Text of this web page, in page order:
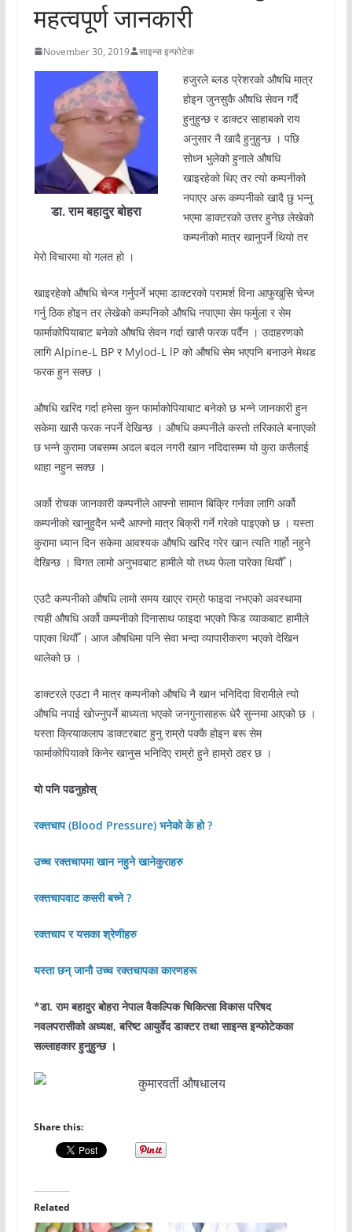
महत्वपूर्ण जानकारी
November 30, 2019 साइन्स इन्फोटेक
डा. राम बहादुर बोहरा
हजुरले ब्लड प्रेशरको औषधि मात्र
होइन जुनसुकै औषधि सेवन गर्दै
हुनुहुन्छ र डाक्टर साहाबको राय
अनुसार नै खादै हुनुहुन्छ । पछि
सोध्न भुलेको हुनाले औषधि
खाइरहेको थिए तर त्यो कम्पनीको
नपाएर अरू कम्पनीको खादै छु भन्नु
भएमा डाक्टरको उत्तर हुनेछ लेखेको
कम्पनीको मात्र खानुपर्ने थियो तर
मेरो विचारमा यो गलत हो ।
खाइरहेको औषधि चेन्ज गर्नुपर्ने भएमा डाक्टरको परामर्श विना आफुखुसि चेन्ज
गर्नु ठिक होइन तर लेखेको कम्पनिको औषधि नपाएमा सेम फर्मुला र सेम
फार्माकोपियाबाट बनेको औषधि सेवन गर्दा खासै फरक पर्दैन । उदाहरणको
लागि Alpine-L BP र Mylod-L lP को औषधि सेम भएपनि बनाउने मेथड
फरक हुन सक्छ ।
औषधि खरिद गर्दा हमेसा कुन फार्माकोपियाबाट बनेको छ भन्ने जानकारी हुन
सकेमा खासै फरक नपर्ने देखिन्छ । औषधि कम्पनीले कस्तो तरिकाले बनाएको
छ भन्ने कुरामा जबसम्म अदल बदल नगरी खान नदिदासम्म यो कुरा कसैलाई
थाहा नहुन सक्छ ।
अर्को रोचक जानकारी कम्पनीले आफ्नो सामान बिक्रि गर्नका लागि अर्को
कम्पनीको खानुहुदैन भन्दै आफ्नो मात्र बिक्री गर्ने गरेको पाइएको छ । यस्ता
कुरामा ध्यान दिन सकेमा आवश्यक औषधि खरिद गरेर खान त्यति गार्हो नहुने
देखिन्छ । विगत लामो अनुभवबाट हामीले यो तथ्य फेला पारेका थियौँ ।
एउटै कम्पनीको औषधि लामो समय खाएर राम्रो फाइदा नभएको अवस्थामा
त्यही औषधि अर्को कम्पनीको दिनासाथ फाइदा भएको फिड व्याकबाट हामीले
पाएका थियौँ । आज औषधिमा पनि सेवा भन्दा व्यापारीकरण भएको देखिन
थालेको छ ।
डाक्टरले एउटा नै मात्र कम्पनीको औषधि नै खान भनिदिदा विरामीले त्यो
औषधि नपाई खोज्नुपर्ने बाध्यता भएको जनगुनासाहरू धेरै सुन्नमा आएको छ ।
यस्ता क्रियाकलाप डाक्टरबाट हुनु राम्रो पक्कै होइन बरू सेम
फार्माकोपियाको किनेर खानुस भनिदिए राम्रो हुने हाम्रो ठहर छ ।
यो पनि पढनुहोस्
रक्तचाप (Blood Pressure) भनेको के हो ?
उच्च रक्तचापमा खान नहुने खानेकुराहरु
रक्तचापवाट कसरी बच्ने ?
रक्तचाप र यसका श्रेणीहरु
यस्ता छन् जानौ उच्च रक्तचापका कारणहरू
*डा. राम बहादुर बोहरा नेपाल वैकल्पिक चिकित्सा विकास परिषद
नवलपरासीको अध्यक्ष, बरिष्ट आयुर्वेद डाक्टर तथा साइन्स इन्फोटेकका
सल्लाहकार हुनुहुन्छ ।
Share this:
Related